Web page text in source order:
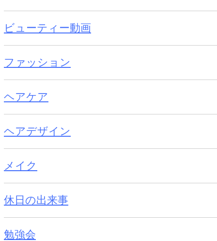
ビューティー動画
ファッション
ヘアケア
ヘアデザイン
メイク
休日の出来事
勉強会